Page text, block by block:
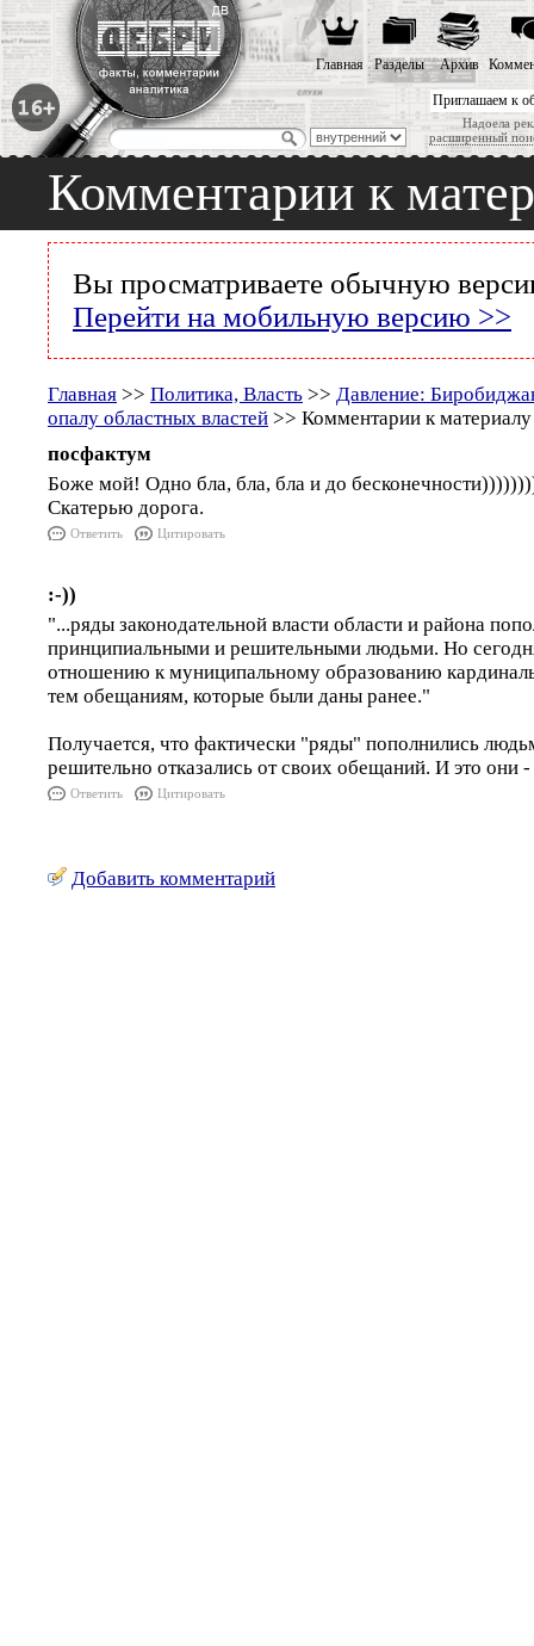
Приглашаем к
Надоела
расширенный
Главная Разделы Архив
Комментарии к
Вы просматриваете обычную
Перейти на мобильную версию >>
Главная >> Политика, Власть >> Давление:
опалу областных властей >> Комментарии к материалу
посфактум
Боже мой! Одно бла, бла, бла и до
Скатерью дорога.
Ответить Цитировать
:-))
"...ряды законодательной власти области и района
принципиальными и решительными людьми. Но
отношению к муниципальному образованию
тем обещаниям, которые были даны ранее."
Получается, что фактически "ряды" пополнились
решительно отказались от своих обещаний. И это они
Ответить Цитировать
Добавить комментарий